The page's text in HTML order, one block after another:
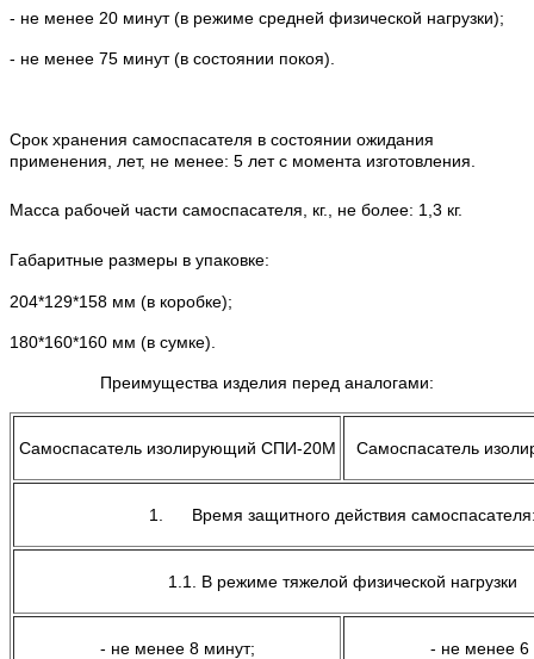
- не менее 20 минут (в режиме средней физической нагрузки);
- не менее 75 минут (в состоянии покоя).
Срок хранения самоспасателя в состоянии ожидания
применения, лет, не менее: 5 лет с момента изготовления.
Масса рабочей части самоспасателя, кг., не более: 1,3 кг.
Габаритные размеры в упаковке:
204*129*158 мм (в коробке);
180*160*160 мм (в сумке).
Преимущества изделия перед аналогами:
Самоспасатель изолирующий СПИ-20М Самоспасатель
1. Время защитного действия
1.1. В режиме тяжелой физической нагрузки
- не менее 8 минут; - не менее 6